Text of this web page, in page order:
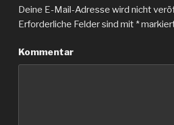
Deine E-Mail-Adresse wird nicht
Erforderliche Felder sind mit *
Kommentar